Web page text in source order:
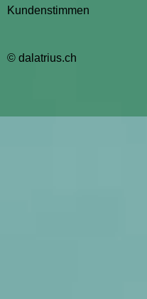
Kundenstimmen
© dalatrius.ch